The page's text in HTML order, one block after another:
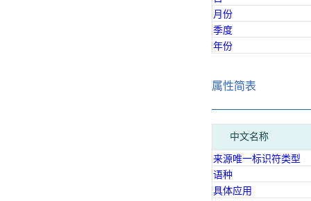
月份
季度
年份
属性简表
中文名称
来源唯一标识符类型
语种
具体应用